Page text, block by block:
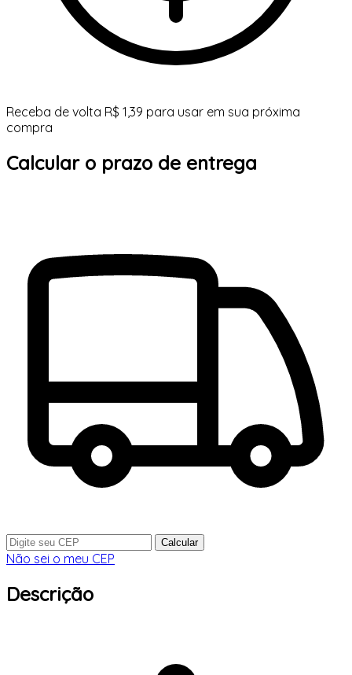
Receba de volta R$ 1,39 para usar em sua próxima
compra
Calcular o prazo de entrega
Calcular
Não sei o meu CEP
Descrição